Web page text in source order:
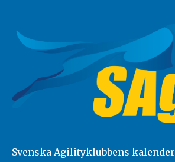
Svenska Agilityklubbens kalender